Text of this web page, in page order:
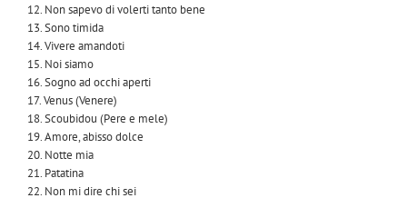
12. Non sapevo di volerti tanto bene
13. Sono timida
14. Vivere amandoti
15. Noi siamo
16. Sogno ad occhi aperti
17. Venus (Venere)
18. Scoubidou (Pere e mele)
19. Amore, abisso dolce
20. Notte mia
21. Patatina
22. Non mi dire chi sei